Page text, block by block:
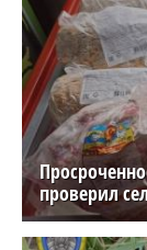
проверил